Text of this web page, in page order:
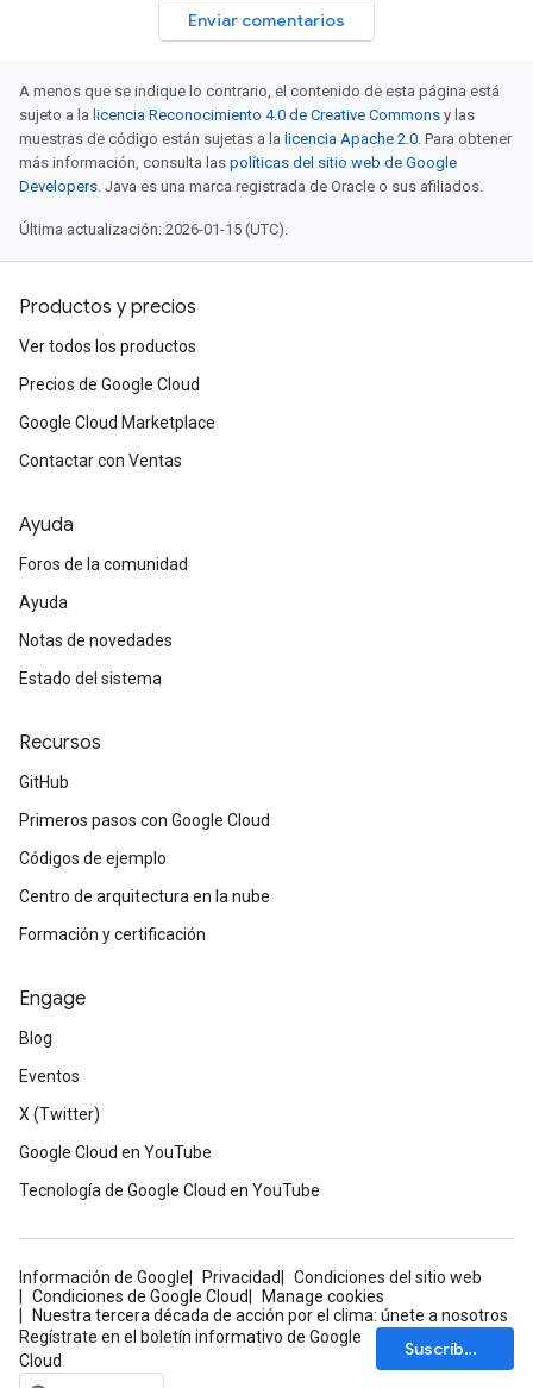
Enviar comentarios
A menos que se indique lo contrario, el contenido de esta página está
sujeto a la licencia Reconocimiento 4.0 de Creative Commons y las
muestras de código están sujetas a la licencia Apache 2.0. Para obtener
más información, consulta las políticas del sitio web de Google
Developers. Java es una marca registrada de Oracle o sus afiliados.
Última actualización: 2026-01-15 (UTC).
Productos y precios
Ver todos los productos
Precios de Google Cloud
Google Cloud Marketplace
Contactar con Ventas
Ayuda
Foros de la comunidad
Ayuda
Notas de novedades
Estado del sistema
Recursos
GitHub
Primeros pasos con Google Cloud
Códigos de ejemplo
Centro de arquitectura en la nube
Formación y certificación
Engage
Blog
Eventos
X (Twitter)
Google Cloud en YouTube
Tecnología de Google Cloud en YouTube
Información de Google Privacidad
Condiciones del sitio web
Condiciones de Google Cloud
Manage cookies
Nuestra tercera década de acción por el clima: únete a nosotros
Regístrate en el boletín informativo de Google
Cloud
Suscríbete